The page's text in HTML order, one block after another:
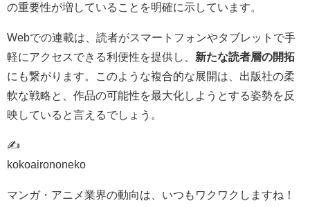
の重要性が増していることを明確に示しています。
Webでの連載は、読者がスマートフォンやタブレットで手
軽にアクセスできる利便性を提供し、 新たな読者層の開拓
にも繋がります。このような複合的な展開は、出版社の柔
軟な戦略と、作品の可能性を最大化しようとする姿勢を反
映していると言えるでしょう。
✍
kokoairononeko
マンガ・アニメ業界の動向は、いつもワクワクしますね！